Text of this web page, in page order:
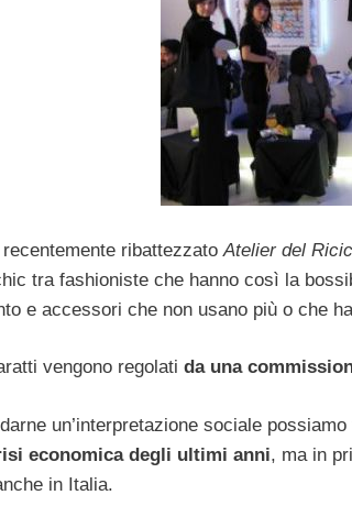
ribattezzatoAtelier del
tra fashioniste che hanno così la
e accessori che non usano più o che
vengono regolati da una
un’interpretazione sociale
economica degli ultimi anni, ma in
in Italia.